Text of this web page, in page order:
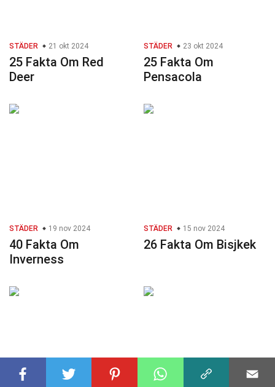
STÄDER 21 okt 2024
25 Fakta Om Red
Deer
STÄDER 23 okt 2024
25 Fakta Om
Pensacola
STÄDER 19 nov 2024
40 Fakta Om
Inverness
STÄDER 15 nov 2024
26 Fakta Om Bisjkek